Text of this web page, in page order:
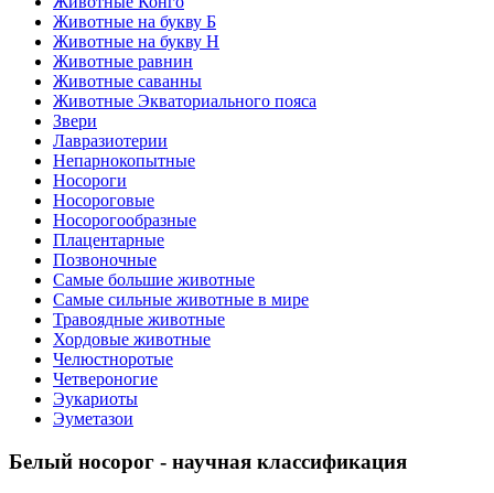
Животные на букву Б
Животные на букву Н
Животные равнин
Животные саванны
Животные Экваториального пояса
Звери
Лавразиотерии
Непарнокопытные
Носороги
Носороговые
Носорогообразные
Плацентарные
Позвоночные
Самые большие животные
Самые сильные животные в мире
Травоядные животные
Хордовые животные
Челюстноротые
Четвероногие
Эукариоты
Эуметазои
Белый носорог - научная классификация